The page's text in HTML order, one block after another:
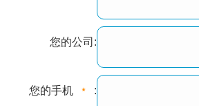
您的公司:
您的手机 :